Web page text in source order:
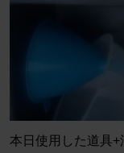
本日使用した道具